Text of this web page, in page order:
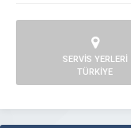
SERVİS YERLERİ
TÜRKİYE